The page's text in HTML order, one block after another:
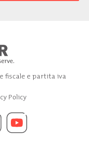
fiscale e partita iva
Policy